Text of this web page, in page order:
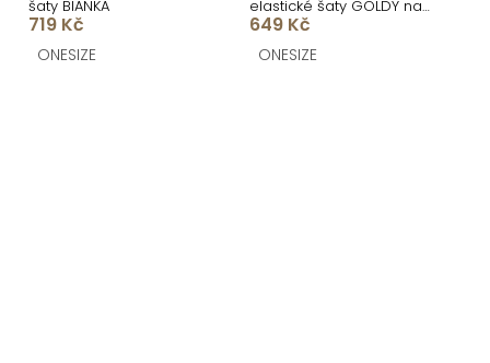
šaty BIANKA
719 Kč
ONESIZE
elastické šaty GOLDY na
zavazování
649 Kč
ONESIZE